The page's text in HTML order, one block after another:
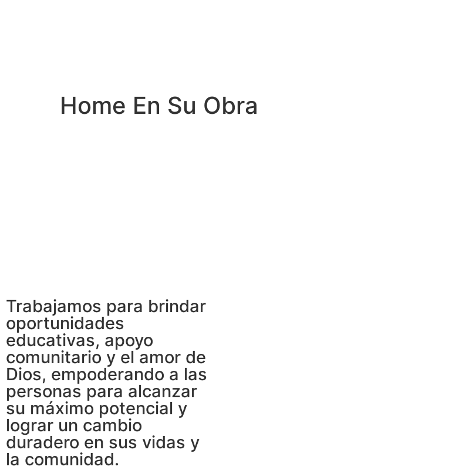
Home En Su Obra
Trabajamos para brindar
oportunidades
educativas, apoyo
comunitario y el amor de
Dios, empoderando a las
personas para alcanzar
su máximo potencial y
lograr un cambio
duradero en sus vidas y
la comunidad.